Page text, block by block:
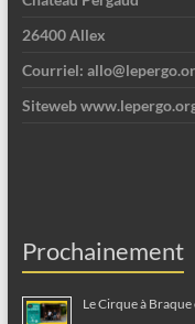
26400 Allex
Courriel:
Siteweb
Prochainement
Le Cirque à